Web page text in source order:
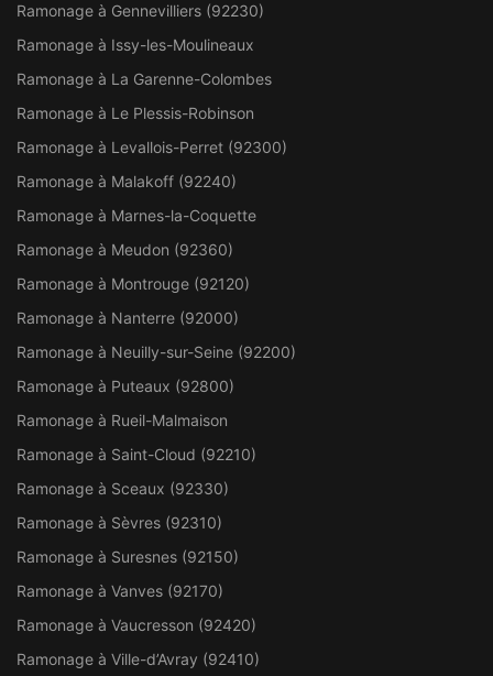
Ramonage à Gennevilliers (92230)
Ramonage à Issy-les-Moulineaux
Ramonage à La Garenne-Colombes
Ramonage à Le Plessis-Robinson
Ramonage à Levallois-Perret (92300)
Ramonage à Malakoff (92240)
Ramonage à Marnes-la-Coquette
Ramonage à Meudon (92360)
Ramonage à Montrouge (92120)
Ramonage à Nanterre (92000)
Ramonage à Neuilly-sur-Seine (92200)
Ramonage à Puteaux (92800)
Ramonage à Rueil-Malmaison
Ramonage à Saint-Cloud (92210)
Ramonage à Sceaux (92330)
Ramonage à Sèvres (92310)
Ramonage à Suresnes (92150)
Ramonage à Vanves (92170)
Ramonage à Vaucresson (92420)
Ramonage à Ville-d’Avray (92410)